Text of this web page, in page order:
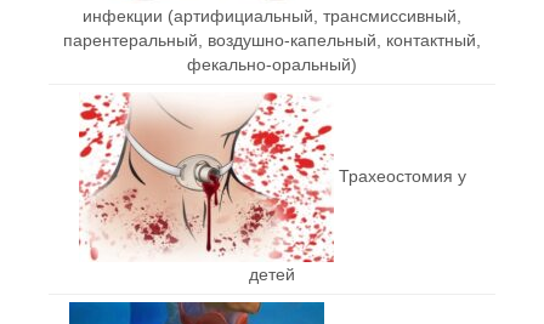
инфекции (артифициальный, трансмиссивный,
парентеральный, воздушно-капельный, контактный,
фекально-оральный)
Трахеостомия у
детей